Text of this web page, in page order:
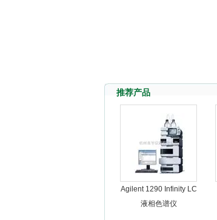
杭州良宇仪器有限公司
推荐产品
Agilent 1290 Infinity LC
液相色谱仪